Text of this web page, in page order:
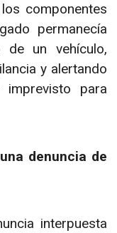
componentes
permanecía
un vehículo,
y alertando
para
denuncia de
interpuesta